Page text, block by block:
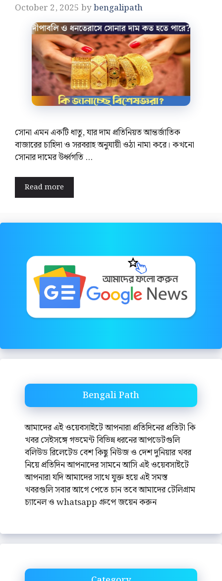
October 2, 2025 bybengalipath
সোনা এমন একটি ধাতু, যার দাম প্রতিনিয়ত আন্তর্জাতিক
বাজারের চাহিদা ও সরবরাহ অনুযায়ী ওঠা নামা করে। কখনো
সোনার দামের উর্ধ্বগতি …
Read more
Bengali Path
আমাদের এই ওয়েবসাইটে আপনারা প্রতিদিনের প্রতিটা কি
খবর সেইসঙ্গে গভমেন্ট বিভিন্ন ধরনের আপডেটগুলি
বলিউড রিলেটেড বেশ কিছু নিউজ ও দেশ দুনিয়ার খবর
নিয়ে প্রতিদিন আপনাদের সামনে আসি এই ওয়েবসাইটে
আপনারা যদি আমাদের সাথে যুক্ত হয়ে এই সমস্ত
খবরগুলি সবার আগে পেতে চান তবে আমাদের টেলিগ্রাম
চ্যানেল ও whatsapp গ্রুপে জয়েন করুন